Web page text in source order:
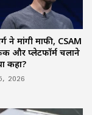
ने मांगी माफी, CSAM
और प्लेटफॉर्म चलाने
कहा?
2026